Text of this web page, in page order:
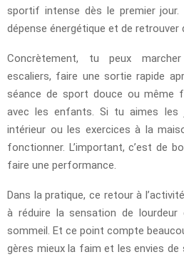
sportif intense dès le premier jour.
dépense énergétique et de retrouver
Concrètement, tu peux
escaliers, faire une sortie rapide
séance de sport douce ou même
avec les enfants. Si tu aimes
intérieur ou les exercices à la
fonctionner. L’important, c’est de
faire une performance.
Dans la pratique, ce retour à
à réduire la sensation de
sommeil. Et ce point compte
gères mieux la faim et les envies de